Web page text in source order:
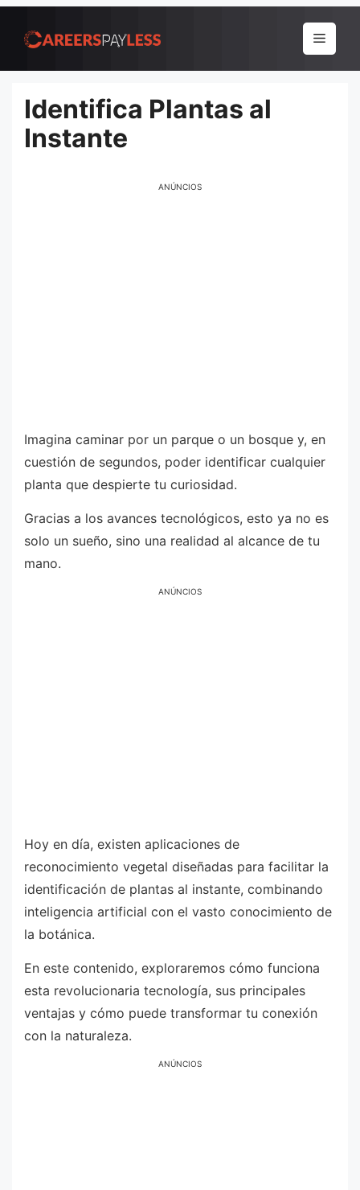
para
conteúdo
Menu
Identifica Plantas al
Instante
ANÚNCIOS
Imagina caminar por un parque o un bosque y, en
cuestión de segundos, poder identificar cualquier
planta que despierte tu curiosidad.
Gracias a los avances tecnológicos, esto ya no es
solo un sueño, sino una realidad al alcance de tu
mano.
ANÚNCIOS
Hoy en día, existen aplicaciones de
reconocimiento vegetal diseñadas para facilitar la
identificación de plantas al instante, combinando
inteligencia artificial con el vasto conocimiento de
la botánica.
En este contenido, exploraremos cómo funciona
esta revolucionaria tecnología, sus principales
ventajas y cómo puede transformar tu conexión
con la naturaleza.
ANÚNCIOS